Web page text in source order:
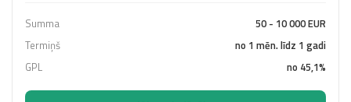
Summa
50 - 10 000 EUR
Termiņš
no 1 mēn. līdz 1 gadi
GPL
no 45,1%